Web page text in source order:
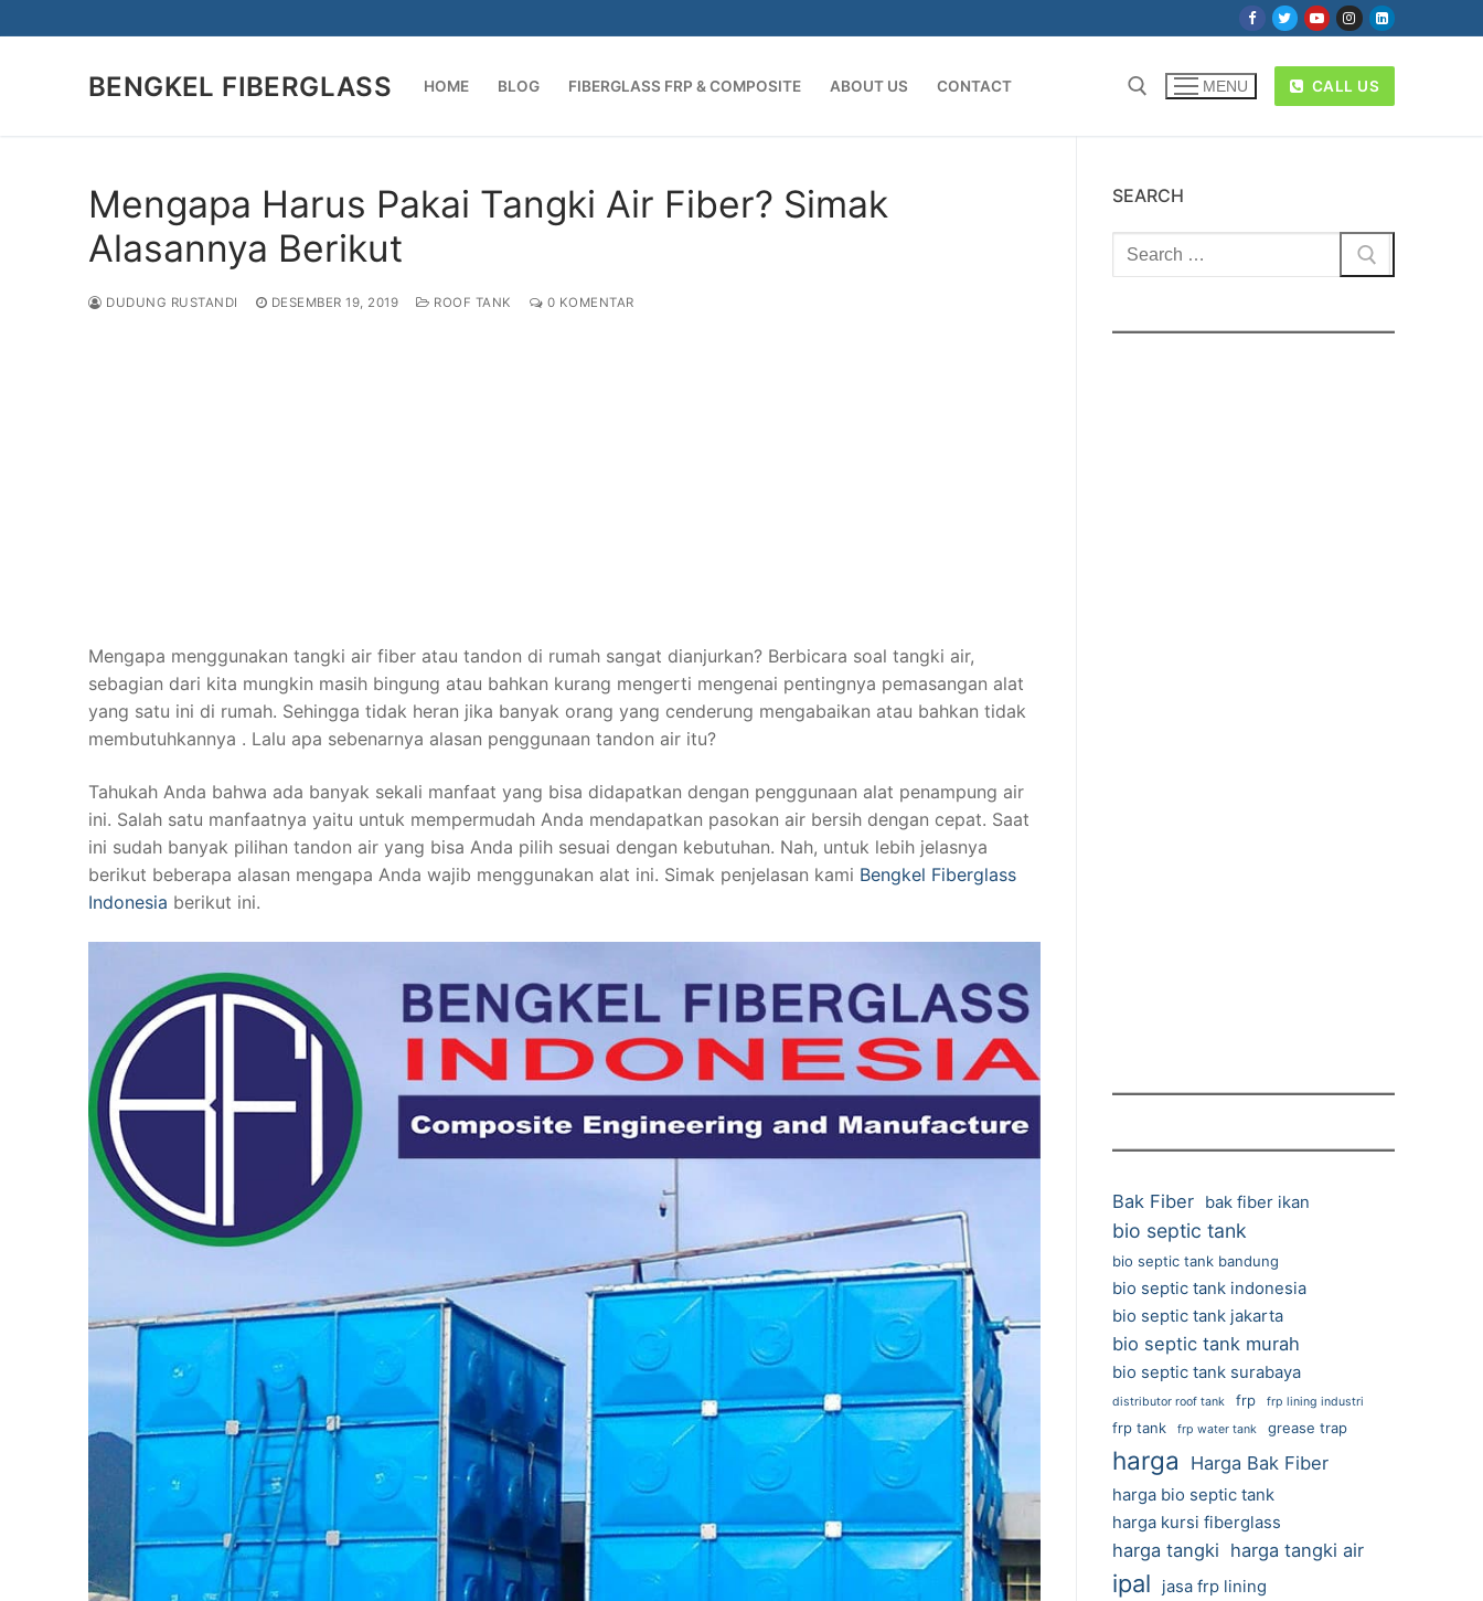
ke
BENGKEL FIBERGLASS HOME BLOG FIBERGLASS FRP & COMPOSITE ABOUT US CONTACT MENU CALL US
Mengapa Harus Pakai Tangki Air Fiber? Simak
Alasannya Berikut
DUDUNG RUSTANDI DESEMBER 19, 2019 ROOF TANK 0 KOMENTAR
Mengapa menggunakan tangki air fiber atau tandon di rumah sangat dianjurkan? Berbicara soal tangki air,
sebagian dari kita mungkin masih bingung atau bahkan kurang mengerti mengenai pentingnya pemasangan alat
yang satu ini di rumah. Sehingga tidak heran jika banyak orang yang cenderung mengabaikan atau bahkan tidak
membutuhkannya . Lalu apa sebenarnya alasan penggunaan tandon air itu?
Tahukah Anda bahwa ada banyak sekali manfaat yang bisa didapatkan dengan penggunaan alat penampung air
ini. Salah satu manfaatnya yaitu untuk mempermudah Anda mendapatkan pasokan air bersih dengan cepat. Saat
ini sudah banyak pilihan tandon air yang bisa Anda pilih sesuai dengan kebutuhan. Nah, untuk lebih jelasnya
berikut beberapa alasan mengapa Anda wajib menggunakan alat ini. Simak penjelasan kami Bengkel Fiberglass
Indonesia berikut ini.
SEARCH
Cari:
Bak Fiber bak fiber ikan
bio septic tank
bio septic tank bandung
bio septic tank indonesia
bio septic tank jakarta
bio septic tank murah
bio septic tank surabaya
distributor roof tank frp frp lining industri
frp tank frp water tank grease trap
harga Harga Bak Fiber
harga bio septic tank
harga kursi fiberglass
harga tangki harga tangki air
ipal jasa frp lining